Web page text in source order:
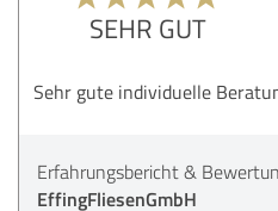
SEHR GUT
Sehr gute individuelle
Erfahrungsbericht &
EffingFliesenGmbH